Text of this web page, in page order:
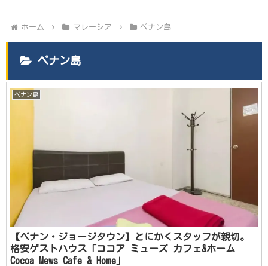
ホーム マレーシア ペナン島
ペナン島
ペナン島
【ペナン・ジョージタウン】とにかくスタッフが親切。
格安ゲストハウス「ココア ミューズ カフェ&ホーム
Cocoa Mews Cafe & Home」